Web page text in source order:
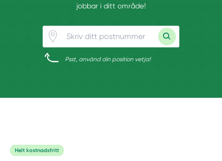
jobbar i ditt område!
Psst, använd din position vetja!
Helt kostnadsfritt